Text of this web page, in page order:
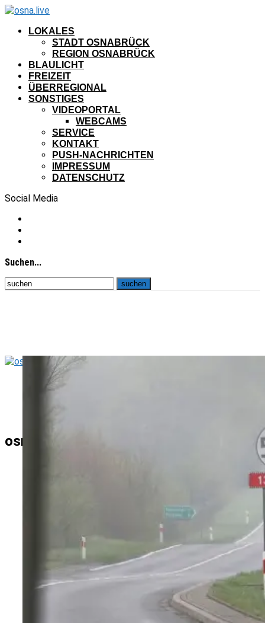
LOKALES
STADT OSNABRÜCK
REGION OSNABRÜCK
BLAULICHT
FREIZEIT
ÜBERREGIONAL
SONSTIGES
VIDEOPORTAL
WEBCAMS
SERVICE
KONTAKT
PUSH-NACHRICHTEN
IMPRESSUM
DATENSCHUTZ
Social Media
Suchen...
osna.live